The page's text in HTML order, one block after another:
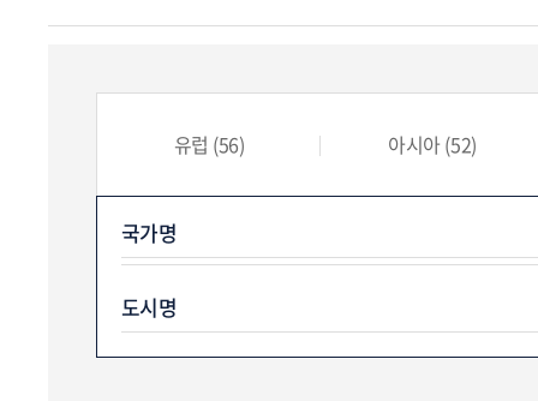
유럽 (56) 아시아(52)
국가명
도시명